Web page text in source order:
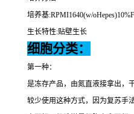
培养基:RPMI1640(w/
生长特性:贴壁生长
细胞分类：
第一种：
是冻存产品，由氮直液接拿出，
较少使用这种方式，因为复苏手